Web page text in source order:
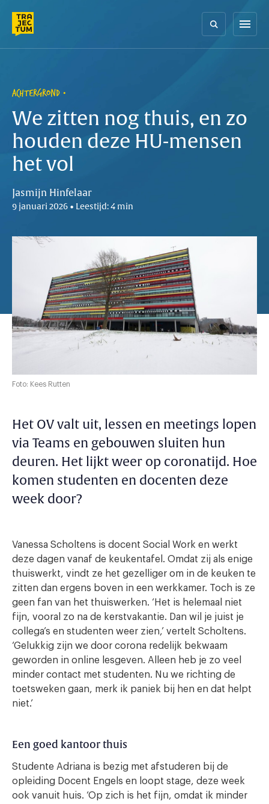
content
menu
ACHTERGROND
We zitten nog thuis, en zo
houden deze HU-mensen
het vol
Jasmijn Hinfelaar
9 januari 2026 • Leestijd: 4 min
Foto: Kees Rutten
Het OV valt uit, lessen en meetings lopen
via Teams en gebouwen sluiten hun
deuren. Het lijkt weer op coronatijd. Hoe
komen studenten en docenten deze
week door?
Vanessa Scholtens is docent Social Work en werkt
deze dagen vanaf de keukentafel. Omdat zij als enige
thuiswerkt, vindt ze het gezelliger om in de keuken te
zitten dan ergens boven in een werkkamer. Toch is ze
geen fan van het thuiswerken. ‘Het is helemaal niet
fijn, vooral zo na de kerstvakantie. Dan wil je juist je
collega’s en studenten weer zien,’ vertelt Scholtens.
‘Gelukkig zijn we door corona redelijk bekwaam
geworden in online lesgeven. Alleen heb je zo veel
minder contact met studenten. Nu we richting de
toetsweken gaan, merk ik paniek bij hen en dat helpt
niet.’
Een goed kantoor thuis
Studente Adriana is bezig met afstuderen bij de
opleiding Docent Engels en loopt stage, deze week
ook vanuit huis. ‘Op zich is het fijn, omdat ik minder